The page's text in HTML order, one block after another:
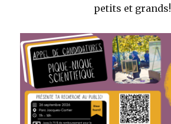
petits et grands!